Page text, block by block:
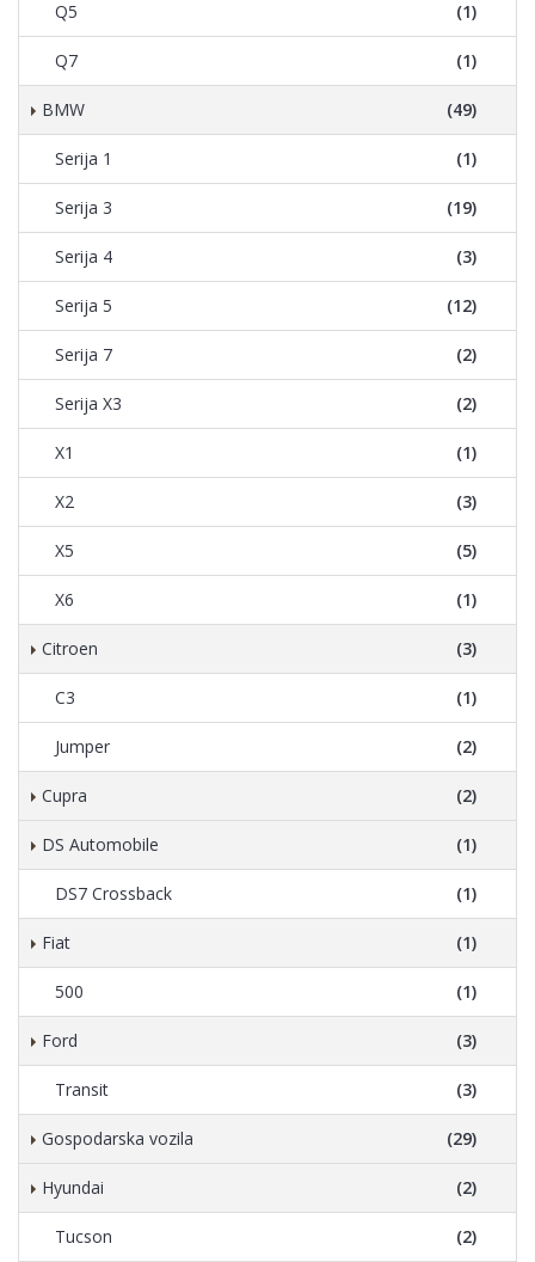
Q5 (1)
Q7 (1)
BMW (49)
Serija 1 (1)
Serija 3 (19)
Serija 4 (3)
Serija 5 (12)
Serija 7 (2)
Serija X3 (2)
X1 (1)
X2 (3)
X5 (5)
X6 (1)
Citroen (3)
C3 (1)
Jumper (2)
Cupra (2)
DS Automobile (1)
DS7 Crossback (1)
Fiat (1)
500 (1)
Ford (3)
Transit (3)
Gospodarska vozila (29)
Hyundai (2)
Tucson (2)